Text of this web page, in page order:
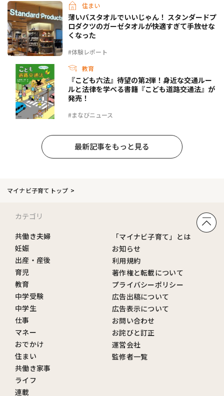
住まい
#体験レポート
薄いバスタオルでいいじゃん！ スタンダードプ
ロダクツのガーゼタオルが快適すぎて手放せな
くなった
教育
#まなびニュース
『こども六法』待望の第2弾！身近な交通ルー
ルと法律を学べる書籍『こども道路交通法』が
発売！
最新記事をもっと見る
マイナビ子育てトップ
カテゴリ
共働き夫婦
妊娠
出産・産後
育児
教育
中学受験
中学生
仕事
マネー
おでかけ
住まい
共働き家事
ライフ
連載
「マイナビ子育て」とは
お知らせ
利用規約
著作権と転載について
プライバシーポリシー
広告出稿について
広告表示について
お問い合わせ
お詫びと訂正
運営会社
監修者一覧